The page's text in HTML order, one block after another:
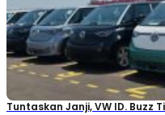
Tuntaskan Janji, VW ID. Buzz